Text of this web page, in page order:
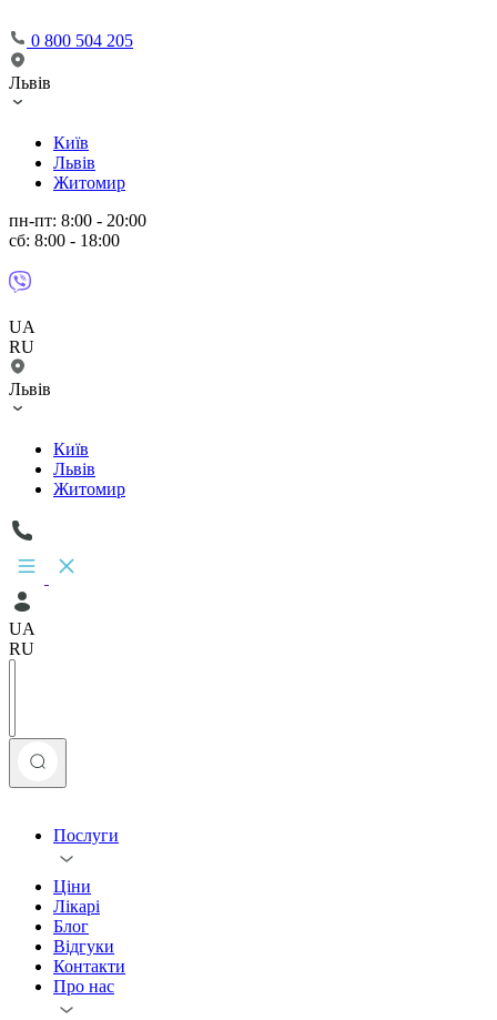
0 800 504 205
Львів
Київ
Львів
Житомир
пн-пт: 8:00 - 20:00
сб: 8:00 - 18:00
UA
RU
Львів
Київ
Львів
Житомир
UA
RU
Послуги
Ціни
Лікарі
Блог
Відгуки
Контакти
Про нас